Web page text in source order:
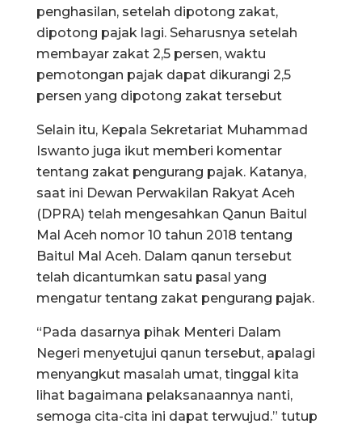
penghasilan, setelah dipotong zakat,
dipotong pajak lagi. Seharusnya setelah
membayar zakat 2,5 persen, waktu
pemotongan pajak dapat dikurangi 2,5
persen yang dipotong zakat tersebut
Selain itu, Kepala Sekretariat Muhammad
Iswanto juga ikut memberi komentar
tentang zakat pengurang pajak. Katanya,
saat ini Dewan Perwakilan Rakyat Aceh
(DPRA) telah mengesahkan Qanun Baitul
Mal Aceh nomor 10 tahun 2018 tentang
Baitul Mal Aceh. Dalam qanun tersebut
telah dicantumkan satu pasal yang
mengatur tentang zakat pengurang pajak.
“Pada dasarnya pihak Menteri Dalam
Negeri menyetujui qanun tersebut, apalagi
menyangkut masalah umat, tinggal kita
lihat bagaimana pelaksanaannya nanti,
semoga cita-cita ini dapat terwujud.” tutup